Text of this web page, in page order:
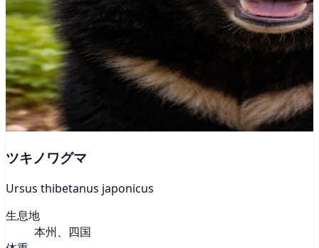
ツキノワグマ
Ursus thibetanus japonicus
生息地
本州、四国